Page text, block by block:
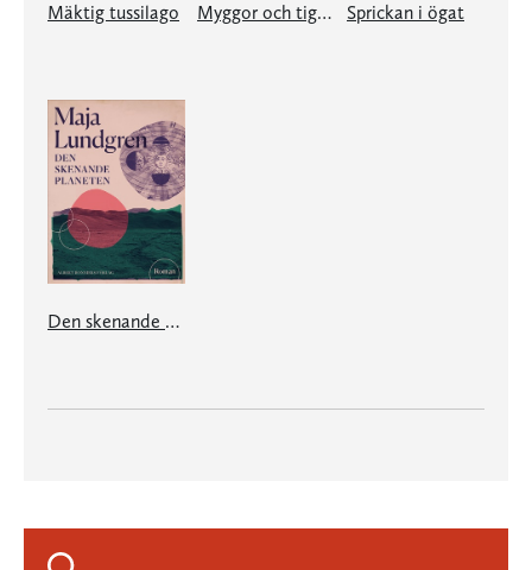
Mäktig tussilago Myggor och tigrar Sprickan i ögat
Den skenande planeten